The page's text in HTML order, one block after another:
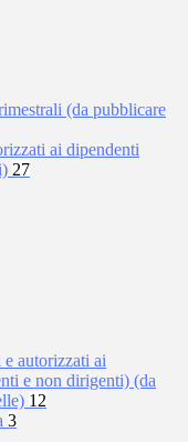
(da pubblicare
ai dipendenti
27
autorizzati ai
e non dirigenti) (da
12
3